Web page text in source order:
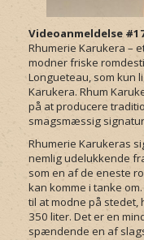
Videoanmeldelse
Rhumerie Karukera –
modner friske
Longueteau, som kun
Karukera. Rhum
på at producere
smagsmæssig
Rhumerie Karukeras
nemlig udelukkende
som en af de eneste
kan komme i tanke
til at modne på
350 liter. Det er en
spændende en af